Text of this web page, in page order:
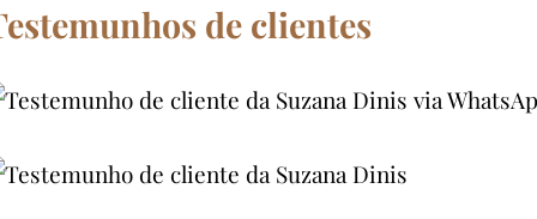
de clientes